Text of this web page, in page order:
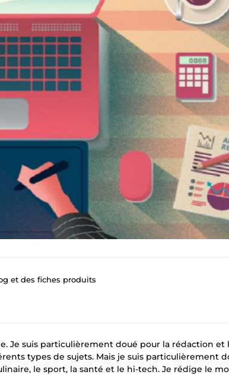
et des fiches produits
Je suis particulièrement doué pour la rédaction et
types de sujets. Mais je suis particulièrement
le sport, la santé et le hi-tech. Je rédige le